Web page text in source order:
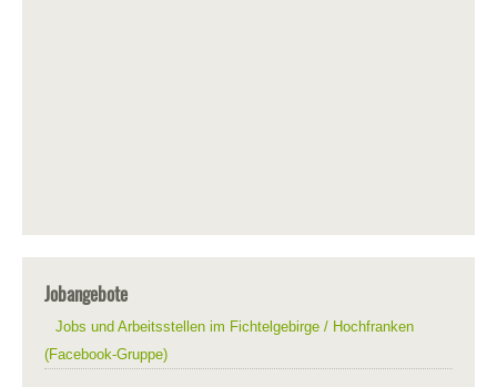
Jobangebote
Jobs und Arbeitsstellen im Fichtelgebirge / Hochfranken
(Facebook-Gruppe)